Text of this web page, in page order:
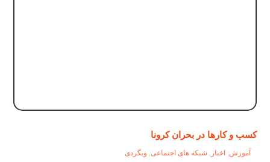
کسب و کارها در بحران کرونا
آموزش,اخبار , شبکه های اجتماعی, وبگردی